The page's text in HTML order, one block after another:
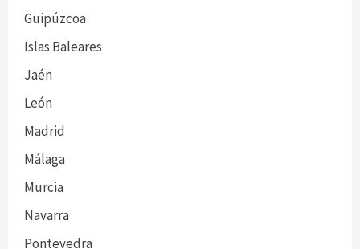
Guipúzcoa
Islas Baleares
Jaén
León
Madrid
Málaga
Murcia
Navarra
Pontevedra